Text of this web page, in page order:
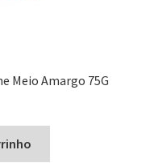
Meio Amargo 75G